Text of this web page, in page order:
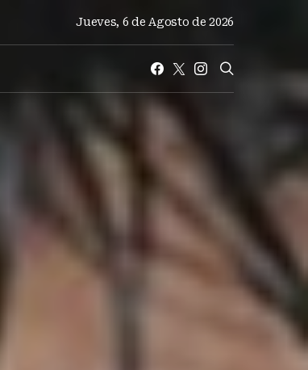
Jueves, 6 de Agosto de 2026